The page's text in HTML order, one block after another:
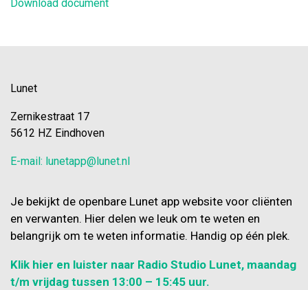
Download document
Lunet
Zernikestraat 17
5612 HZ Eindhoven
E-mail: lunetapp@lunet.nl
Je bekijkt de openbare Lunet app website voor cliënten
en verwanten. Hier delen we leuk om te weten en
belangrijk om te weten informatie. Handig op één plek.
Klik hier en luister naar Radio Studio Lunet, maandag
t/m vrijdag tussen 13:00 – 15:45 uur.